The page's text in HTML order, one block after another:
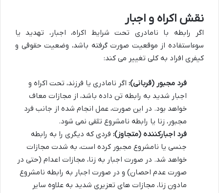
نقش اکراه و اجبار
اگر رابطه با نامادری تحت شرایط اکراه، اجبار، تهدید یا
سوءاستفاده از موقعیت صورت گرفته باشد، وضعیت حقوقی و
کیفری افراد به کلی تغییر می کند:
فرد مجبور (قربانی): اگر نامادری یا فرزند، تحت اکراه و
اجبار شدید به رابطه تن داده باشد، از مجازات معاف
خواهد بود. در این صورت، عمل انجام شده از جانب فرد
مجبور، زنا یا رابطه نامشروع تلقی نمی شود.
فرد اجبارکننده (متجاوز): فردی که دیگری را به رابطه
جنسی یا نامشروع مجبور کرده است، به شدت مجازات
خواهد شد. در صورت اجبار به زنا، مجازات اعدام (حتی در
صورت عدم احصان) و در صورت اجبار به رابطه نامشروع
مادون زنا، مجازات های تعزیری شدید به علاوه سایر